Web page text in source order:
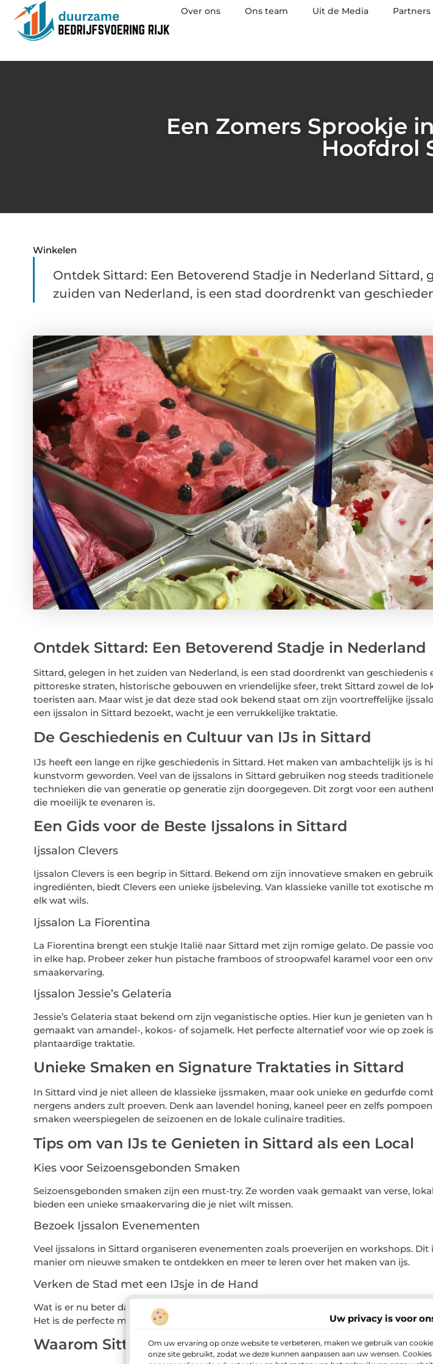
Uw privacy is voor
Om uw ervaring op onze website te verbeteren, maken we gebruik van
onze site gebruikt, zodat we deze kunnen aanpassen aan uw wensen.
Over ons Ons team Uit de Media Partners
Een Zomers Sprookje
Hoofdrol
Winkelen
Ontdek Sittard: Een Betoverend Stadje in Nederland Sittard,
zuiden van Nederland, is een stad doordrenkt van
Ontdek Sittard: Een Betoverend Stadje in Nederland
Sittard, gelegen in het zuiden van Nederland, is een stad doordrenkt van geschiedenis
pittoreske straten, historische gebouwen en vriendelijke sfeer, trekt Sittard zowel de
toeristen aan. Maar wist je dat deze stad ook bekend staat om zijn voortreffelijke
een ijssalon in Sittard bezoekt, wacht je een verrukkelijke traktatie.
De Geschiedenis en Cultuur van IJs in Sittard
IJs heeft een lange en rijke geschiedenis in Sittard. Het maken van ambachtelijk ijs is
kunstvorm geworden. Veel van de ijssalons in Sittard gebruiken nog steeds
technieken die van generatie op generatie zijn doorgegeven. Dit zorgt voor een
die moeilijk te evenaren is.
Een Gids voor de Beste Ijssalons in Sittard
Ijssalon Clevers
Ijssalon Clevers is een begrip in Sittard. Bekend om zijn innovatieve smaken en
ingrediënten, biedt Clevers een unieke ijsbeleving. Van klassieke vanille tot exotische
elk wat wils.
Ijssalon La Fiorentina
La Fiorentina brengt een stukje Italië naar Sittard met zijn romige gelato. De passie
in elke hap. Probeer zeker hun pistache framboos of stroopwafel karamel voor een
smaakervaring.
Ijssalon Jessie’s Gelateria
Jessie’s Gelateria staat bekend om zijn veganistische opties. Hier kun je genieten van
gemaakt van amandel-, kokos- of sojamelk. Het perfecte alternatief voor wie op zoek
plantaardige traktatie.
Unieke Smaken en Signature Traktaties in Sittard
In Sittard vind je niet alleen de klassieke ijssmaken, maar ook unieke en gedurfde
nergens anders zult proeven. Denk aan lavendel honing, kaneel peer en zelfs
smaken weerspiegelen de seizoenen en de lokale culinaire tradities.
Tips om van IJs te Genieten in Sittard als een Local
Kies voor Seizoensgebonden Smaken
Seizoensgebonden smaken zijn een must-try. Ze worden vaak gemaakt van verse,
bieden een unieke smaakervaring die je niet wilt missen.
Bezoek Ijssalon Evenementen
Veel ijssalons in Sittard organiseren evenementen zoals proeverijen en workshops. Dit
manier om nieuwe smaken te ontdekken en meer te leren over het maken van ijs.
Verken de Stad met een IJsje in de Hand
Wat is er nu beter dan wandelen door de charmante straten van Sittard met een
Het is de perfecte manier om zowel de stad als het ijs te ontdekken.
Waarom Sittard een Must-Visit Bestemming is voor